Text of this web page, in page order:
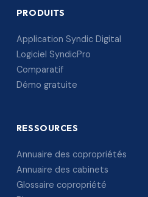
PRODUITS
Application Syndic Digital
Logiciel SyndicPro
Comparatif
Démo gratuite
RESSOURCES
Annuaire des copropriétés
Annuaire des cabinets
Glossaire copropriété